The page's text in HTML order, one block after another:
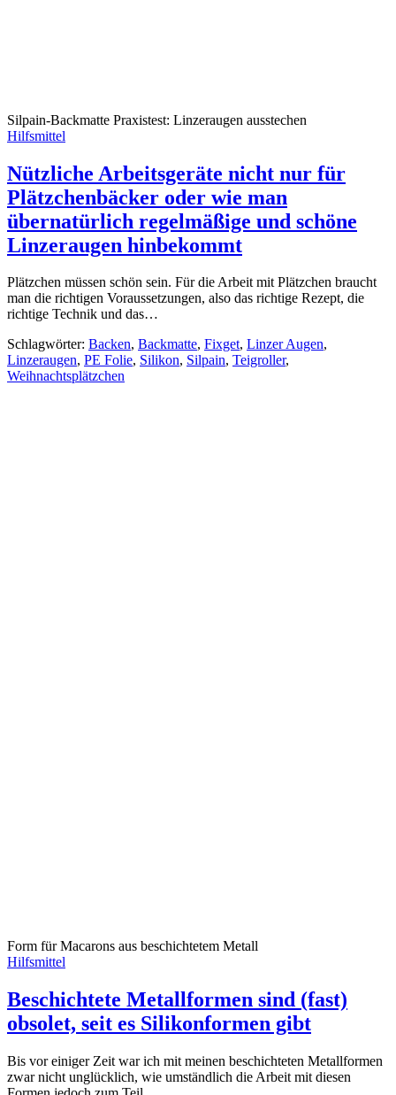
Silpain-Backmatte Praxistest: Linzeraugen ausstechen
Hilfsmittel
Nützliche Arbeitsgeräte nicht nur für
Plätzchenbäcker oder wie man
übernatürlich regelmäßige und schöne
Linzeraugen hinbekommt
Plätzchen müssen schön sein. Für die Arbeit mit Plätzchen braucht
man die richtigen Voraussetzungen, also das richtige Rezept, die
richtige Technik und das…
Schlagwörter: Backen, Backmatte, Fixget, Linzer Augen,
Linzeraugen, PE Folie, Silikon, Silpain, Teigroller,
Weihnachtsplätzchen
Form für Macarons aus beschichtetem Metall
Hilfsmittel
Beschichtete Metallformen sind (fast)
obsolet, seit es Silikonformen gibt
Bis vor einiger Zeit war ich mit meinen beschichteten Metallformen
zwar nicht unglücklich, wie umständlich die Arbeit mit diesen